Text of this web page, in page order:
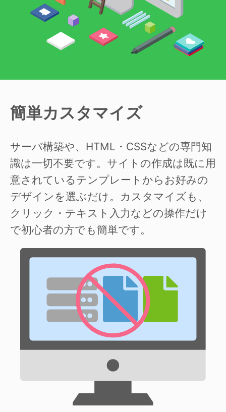
簡単カスタマイズ
サーバ構築や、HTML・CSSなどの専門知
識は一切不要です。サイトの作成は既に用
意されているテンプレートからお好みの
デザインを選ぶだけ。カスタマイズも、
クリック・テキスト入力などの操作だけ
で初心者の方でも簡単です。